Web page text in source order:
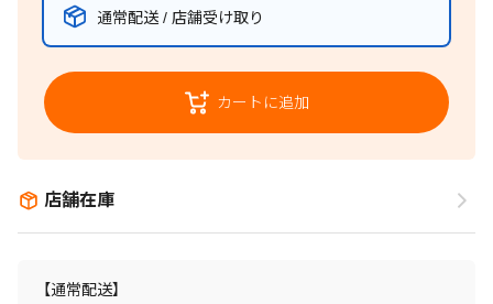
通常配送 / 店舗受け取り
カートに追加
店舗在庫
【通常配送】